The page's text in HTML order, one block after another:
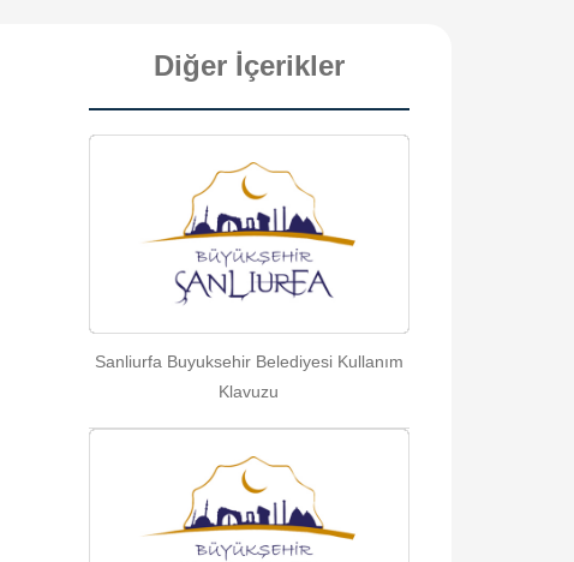
Diğer İçerikler
Sanliurfa Buyuksehir Belediyesi Kullanım
Klavuzu